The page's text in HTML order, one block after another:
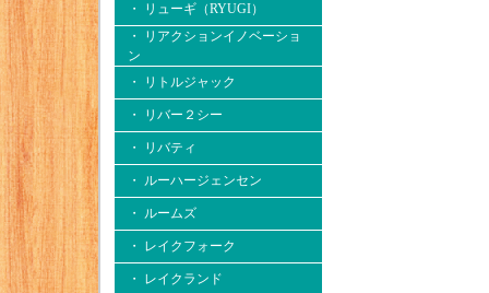
・ リューギ（RYUGI）
・ リアクションイノベーショ
ン
・ リトルジャック
・ リバー２シー
・ リバティ
・ ルーハージェンセン
・ ルームズ
・ レイクフォーク
・ レイクランド